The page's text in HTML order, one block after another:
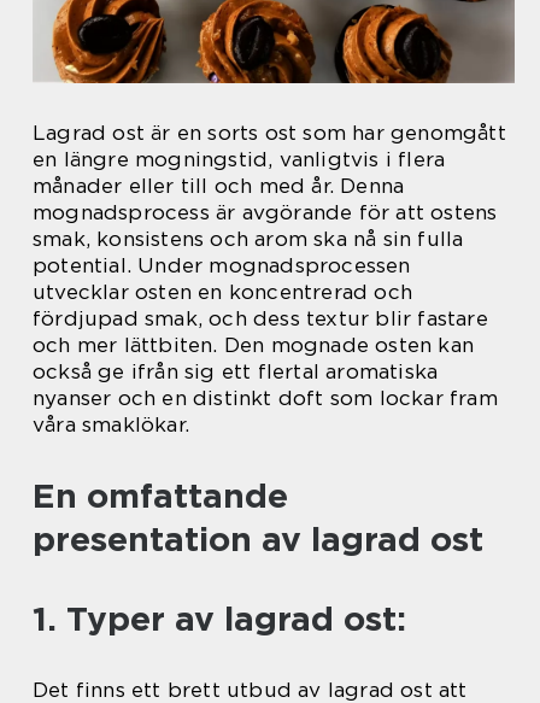
Lagrad ost är en sorts ost som har genomgått
en längre mogningstid, vanligtvis i flera
månader eller till och med år. Denna
mognadsprocess är avgörande för att ostens
smak, konsistens och arom ska nå sin fulla
potential. Under mognadsprocessen
utvecklar osten en koncentrerad och
fördjupad smak, och dess textur blir fastare
och mer lättbiten. Den mognade osten kan
också ge ifrån sig ett flertal aromatiska
nyanser och en distinkt doft som lockar fram
våra smaklökar.
En omfattande
presentation av lagrad ost
1. Typer av lagrad ost:
Det finns ett brett utbud av lagrad ost att